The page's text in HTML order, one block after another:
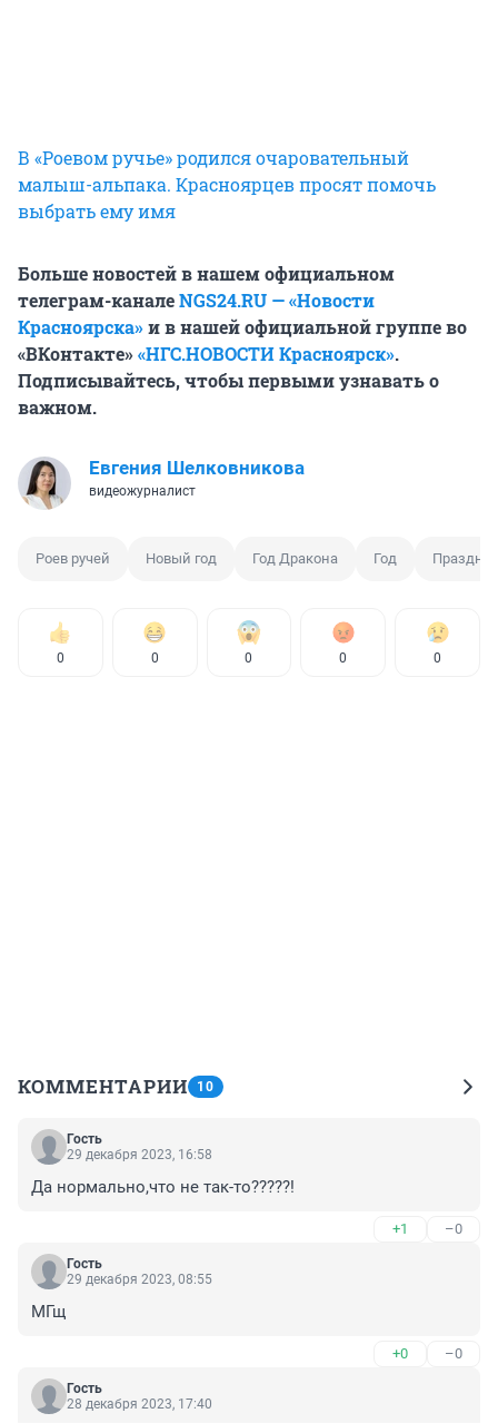
В «Роевом ручье» родился очаровательный
малыш-альпака. Красноярцев просят помочь
выбрать ему имя
Больше новостей в нашем официальном
телеграм-каналеNGS24.RU — «Новости
Красноярска»и в нашей официальной группе во
«ВКонтакте»«НГС.НОВОСТИ Красноярск».
Подписывайтесь, чтобы первыми узнавать о
важном.
Евгения Шелковникова
видеожурналист
Роев ручей Новый год Год Дракона Год
0 0 0 0 0
КОММЕНТАРИИ 10
Гость
29 декабря 2023, 16:58
Да нормально,что не так-то?????!
+1 –0
Гость
29 декабря 2023, 08:55
МГщ
+0 –0
Гость
28 декабря 2023, 17:40